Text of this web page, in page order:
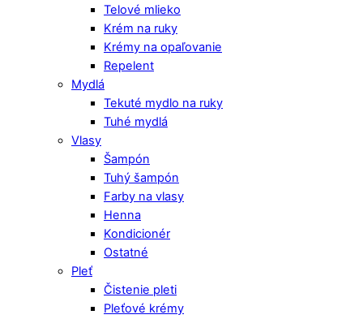
Telové mlieko
Krém na ruky
Krémy na opaľovanie
Repelent
Mydlá
Tekuté mydlo na ruky
Tuhé mydlá
Vlasy
Šampón
Tuhý šampón
Farby na vlasy
Henna
Kondicionér
Ostatné
Pleť
Čistenie pleti
Pleťové krémy